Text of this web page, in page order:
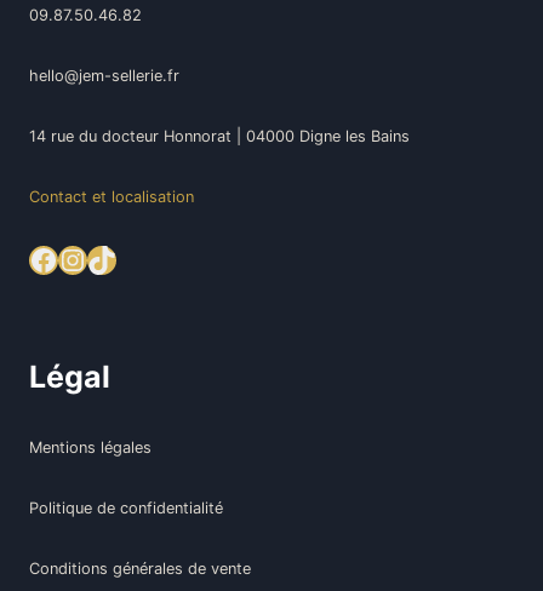
09.87.50.46.82
hello@jem-sellerie.fr
14 rue du docteur Honnorat | 04000 Digne les Bains
Contact et localisation
Facebook
Instagram
TikTok
Légal
Mentions légales
Politique de confidentialité
Conditions générales de vente